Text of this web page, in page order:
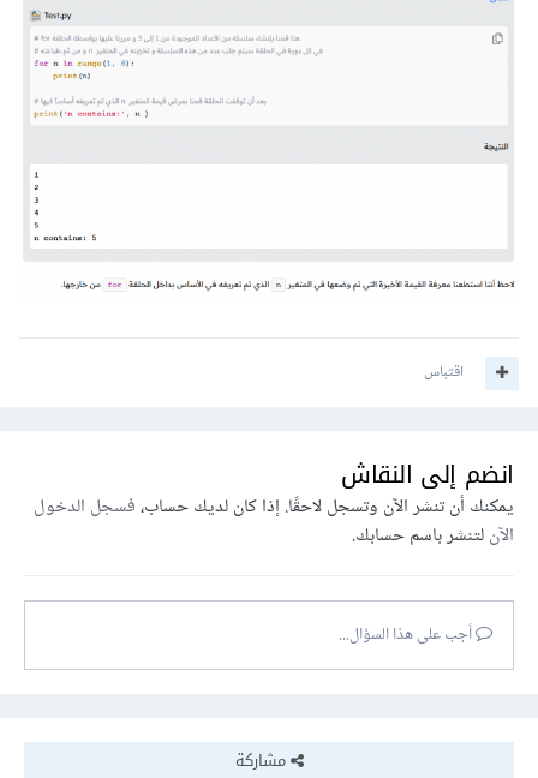
اقتباس
انضم إلى النقاش
يمكنك أن تنشر الآن وتسجل لاحقًا. إذا كان لديك حساب،فسجل الدخول
الآنلتنشر باسم حسابك.
أجب على هذا السؤال...
مشاركة